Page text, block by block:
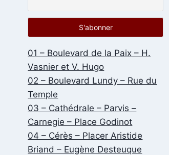
01 – Boulevard de la Paix – H.
Vasnier et V. Hugo
02 – Boulevard Lundy – Rue du
Temple
03 – Cathédrale – Parvis –
Carnegie – Place Godinot
04 – Cérès – Placer Aristide
Briand – Eugène Desteuque